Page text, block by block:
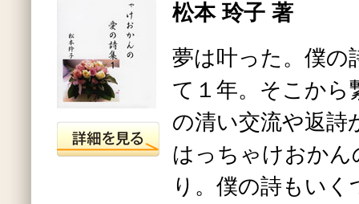
松本 玲子 著
夢は叶った。僕の
て１年。そこから
の清い交流や返詩
はっちゃけおか
り。僕の詩もい